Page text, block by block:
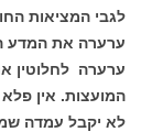
לגבי המציאות
ערערה את המדע
ערערה לחלוטין
המועצות. אין
לא יקבל עמדה